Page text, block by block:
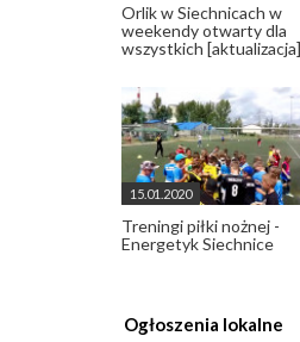
Orlik w Siechnicach w
weekendy otwarty dla
wszystkich [aktualizacja]
15.01.2020
Treningi piłki nożnej -
Energetyk Siechnice
Ogłoszenia lokalne